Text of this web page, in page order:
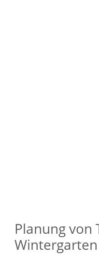
Planung von
Wintergarten